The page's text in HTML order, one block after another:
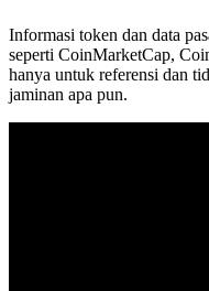
Informasi token dan data
seperti CoinMarketCap,
hanya untuk referensi dan
jaminan apa pun.